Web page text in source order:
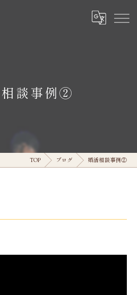
談事例②
TOP ブログ 婚活相談事例②